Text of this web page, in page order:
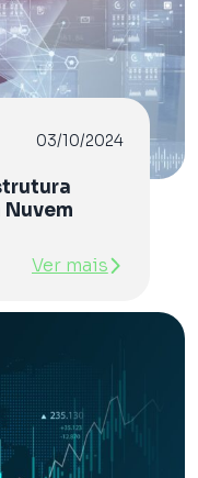
03/10/2024
Ver mais